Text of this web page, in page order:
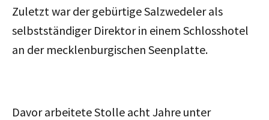
Zuletzt war der gebürtige Salzwedeler als
selbstständiger Direktor in einem Schlosshotel
an der mecklenburgischen Seenplatte.
Davor arbeitete Stolle acht Jahre unter